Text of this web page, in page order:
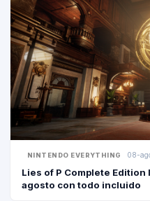
NINTENDO EVERYTHING 08-
Lies of P Complete Edition
agosto con todo incluido